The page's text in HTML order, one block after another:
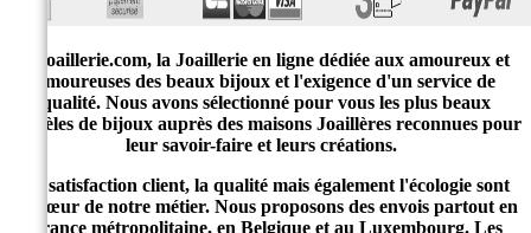
E-joaillerie.com, la Joaillerie en ligne dédiée aux amoureux et
amoureuses des beaux bijoux et l'exigence d'un service de
qualité. Nous avons sélectionné pour vous les plus beaux
modèles de bijoux auprès des maisons Joaillères reconnues pour
leur savoir-faire et leurs créations.
La satisfaction client, la qualité mais également l'écologie sont
au cœur de notre métier. Nous proposons des envois partout en
France métropolitaine, en Belgique et au Luxembourg. Les